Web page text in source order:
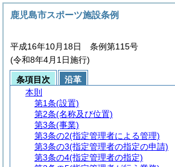
鹿児島市スポーツ施設条例
平成16年10月18日 条例第115号
(令和8年4月1日施行)
条項目次
沿革
本則
第1条(設置)
第2条(名称及び位置)
第3条(事業)
第3条の2(指定管理者による管理)
第3条の3(指定管理者の指定の申請)
第3条の4(指定管理者の指定)